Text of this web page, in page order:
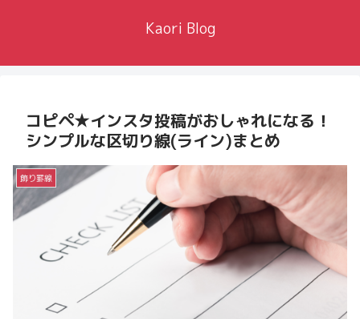
Kaori Blog
コピペ★インスタ投稿がおしゃれになる！
シンプルな区切り線(ライン)まとめ
飾り罫線